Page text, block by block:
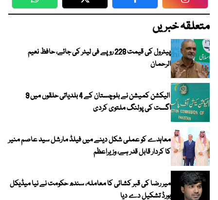
WhatsApp Twitter Facebook
متعلقہ خبریں
پیٹرول کی قیمت 228 روپے فی لیٹر کی جائے، حافظ نعیم
الرحمان
الیکشن کمیشن نے بلوچستان کے 4 بلدیاتی حلقوں میں 9
اگست کی پولنگ ملتوی کردی
معاہدے کو عملی شکل دینے میں فیلڈ مارشل سید عاصم منیر
کا کردار قابل قدر ہے، وزیراعظم
میر رضا کی قبر کشائی کا معاملہ، سندھ حکومت نے نیا میڈیکل
بورڈ تشکیل دے دیا